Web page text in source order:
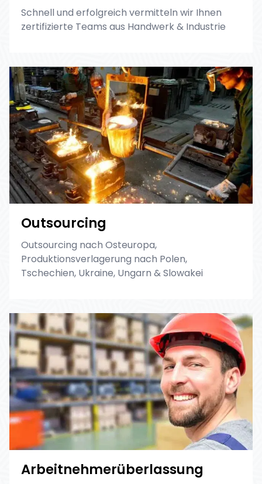
Schnell und erfolgreich vermitteln wir Ihnen
zertifizierte Teams aus Handwerk & Industrie
Outsourcing
Outsourcing nach Osteuropa,
Produktionsverlagerung nach Polen,
Tschechien, Ukraine, Ungarn & Slowakei
Arbeitnehmerüberlassung